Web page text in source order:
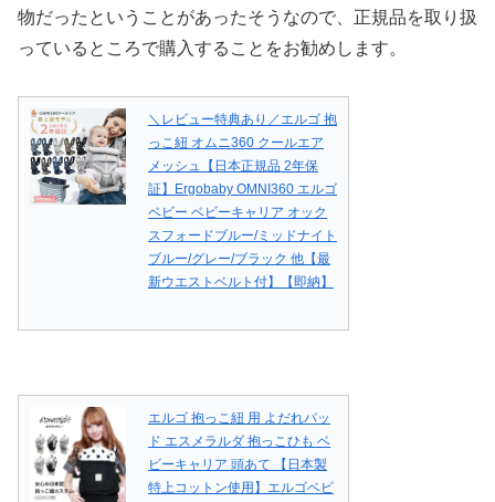
物だったということがあったそうなので、正規品を取り扱
っているところで購入することをお勧めします。
＼レビュー特典あり／エルゴ 抱
っこ紐 オムニ360 クールエア
メッシュ【日本正規品 2年保
証】Ergobaby OMNI360 エルゴ
ベビー ベビーキャリア オック
スフォードブルー/ミッドナイト
ブルー/グレー/ブラック 他【最
新ウエストベルト付】【即納】
エルゴ 抱っこ紐 用 よだれパッ
ド エスメラルダ 抱っこひも ベ
ビーキャリア 頭あて 【日本製
特上コットン使用】エルゴベビ